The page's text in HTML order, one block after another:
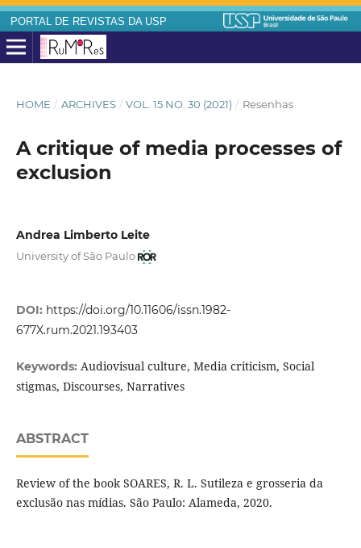
PORTAL DE REVISTAS DA USP
HOME / ARCHIVES / VOL. 15 NO. 30 (2021) / Resenhas
A critique of media processes of
exclusion
Andrea Limberto Leite
University of São Paulo
DOI: https://doi.org/10.11606/issn.1982-
677X.rum.2021.193403
Keywords: Audiovisual culture, Media criticism, Social
stigmas, Discourses, Narratives
ABSTRACT
Review of the book SOARES, R. L. Sutileza e grosseria da
exclusão nas mídias. São Paulo: Alameda, 2020.